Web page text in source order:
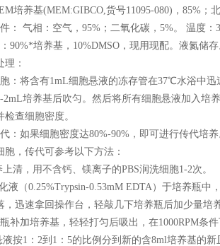
培养基(MEM:GIBCO,货号11095-080)，85%；
： 气相：空气，95%；二氧化碳，5%。 温度：
90%*培养基，10%DMSO，现用现配。液氮储存
理：
：将含有1mL细胞悬液的冻存管在37℃水浴中
2mL培养基后吹匀。然后将所有细胞悬液加入培
检查细胞密度。
：如果细胞密度达80%-90%，即可进行传代培养
胞，传代可参考以下方法：
清，用不含钙、镁离子的PBS润洗细胞1-2次。
液（0.25%Trypsin-0.53mM EDTA）于培养瓶
，迅速拿回操作台，轻敲几下培养瓶后加少量培
补加培养基，轻轻打匀后吸出，在1000RPM条
按1：2到1：5的比例分到新的含8ml培养基的新